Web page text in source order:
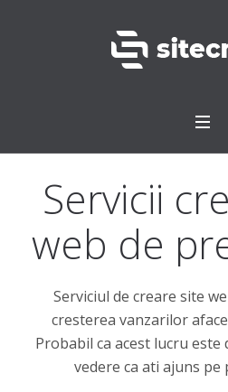
Servicii
web de
Serviciul de creare site
cresterea vanzarilor
Probabil ca acest lucru este
vedere ca ati ajuns pe